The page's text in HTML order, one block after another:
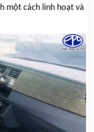
một cách linh hoạt và